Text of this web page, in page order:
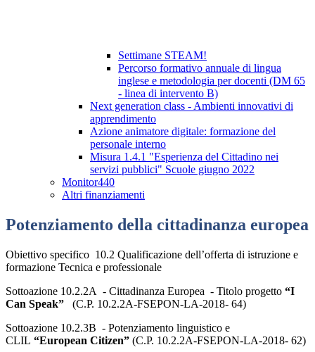
Settimane STEAM!
Percorso formativo annuale di lingua
inglese e metodologia per docenti (DM 65
- linea di intervento B)
Next generation class - Ambienti innovativi di
apprendimento
Azione animatore digitale: formazione del
personale interno
Misura 1.4.1 "Esperienza del Cittadino nei
servizi pubblici" Scuole giugno 2022
Monitor440
Altri finanziamenti
Potenziamento della cittadinanza europea
Obiettivo specifico 10.2 Qualificazione dell’offerta di istruzione e
formazione Tecnica e professionale
Sottoazione 10.2.2A - Cittadinanza Europea - Titolo progetto “I
Can Speak”
(C.P. 10.2.2A-FSEPON-LA-2018- 64)
Sottoazione 10.2.3B - Potenziamento linguistico e
CLIL “European Citizen” (C.P. 10.2.2A-FSEPON-LA-2018- 62)